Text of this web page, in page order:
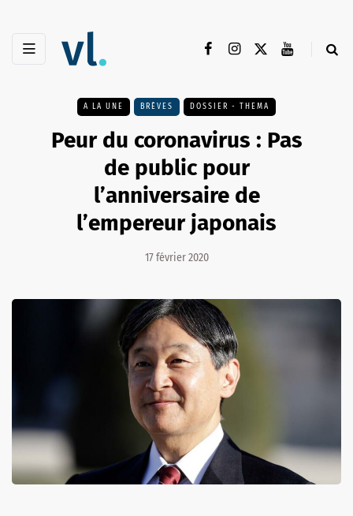
A LA UNE BRÈVES DOSSIER - THEMA
Peur du coronavirus : Pas
de public pour
l’anniversaire de
l’empereur japonais
17 février 2020